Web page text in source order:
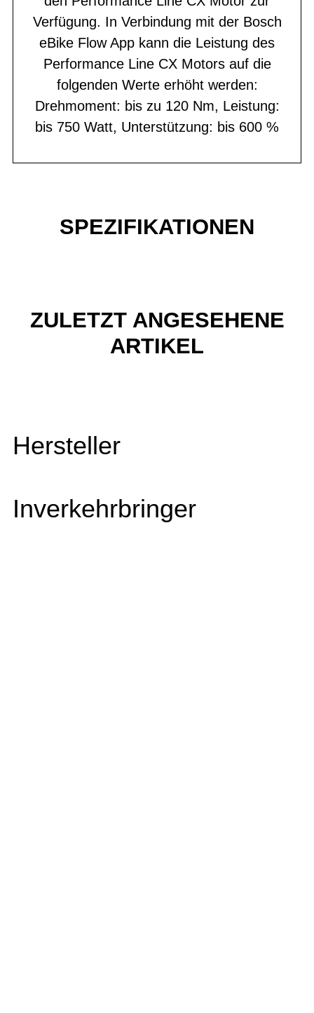
Verfügung. In Verbindung mit der Bosch
eBike Flow App kann die Leistung des
Performance Line CX Motors auf die
folgenden Werte erhöht werden:
Drehmoment: bis zu 120 Nm, Leistung:
bis 750 Watt, Unterstützung: bis 600 %
SPEZIFIKATIONEN
ZULETZT ANGESEHENE
ARTIKEL
Hersteller
Inverkehrbringer